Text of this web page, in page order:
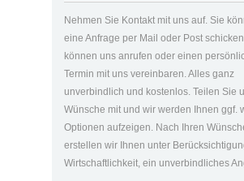
Nehmen Sie Kontakt mit uns auf. Sie
eine Anfrage per Mail oder Post
können uns anrufen oder einen
Termin mit uns vereinbaren. Alles ganz
unverbindlich und kostenlos. Teilen Sie
Wünsche mit und wir werden Ihnen ggf.
Optionen aufzeigen. Nach Ihren
erstellen wir Ihnen unter
Wirtschaftlichkeit, ein unverbindliches